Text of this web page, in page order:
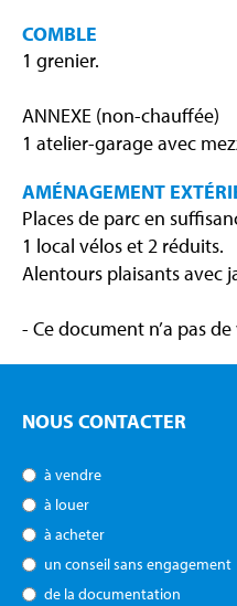
COMBLE
1 grenier.
ANNEXE (non-chauffée)
1 atelier-garage avec
AMÉNAGEMENT
Places de parc en
1 local vélos et 2 réduits.
Alentours plaisants avec
- Ce document n’a pas
NOUS CONTACTER
à vendre
à louer
à acheter
un conseil sans engagement
de la documentation